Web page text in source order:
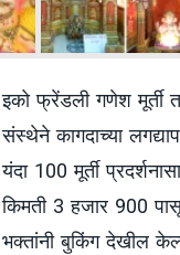
इको फ्रेंडली गणेश मूर्ती
संस्थेने कागदाच्या
यंदा 100 मूर्ती
किमती 3 हजार 900
भक्तांनी बुकिंग देखील